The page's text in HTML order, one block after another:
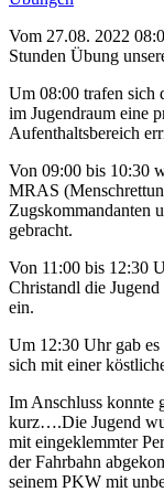
Vom 27.08. 2022
Stunden Übung
Um 08:00 trafen sich
im Jugendraum eine
Aufenthaltsbereich
Von 09:00 bis 10:30
MRAS
Zugskommandanten
gebracht.
Von 11:00 bis 12:30
Christandl die
ein.
Um 12:30 Uhr gab es
sich mit einer
Im Anschluss konnte
kurz….Die Jugend
mit eingeklemmter
der Fahrbahn
seinem PKW mit